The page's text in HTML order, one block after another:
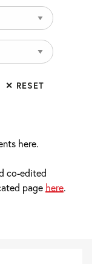
✕ RESET
here.
co-edited
page here.